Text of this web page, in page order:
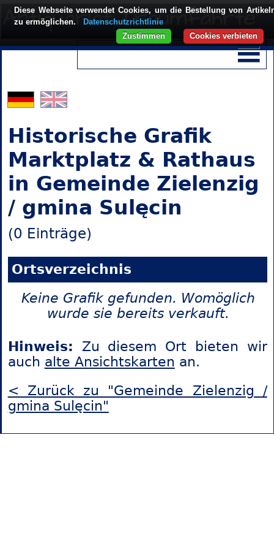
Historische Grafik
Marktplatz & Rathaus
in Gemeinde Zielenzig
/ gmina Sulęcin
(0 Einträge)
Ortsverzeichnis
Keine Grafik gefunden. Womöglich
wurde sie bereits verkauft.
Hinweis: Zu diesem Ort bieten wir
auch alte Ansichtskarten an.
< Zurück zu "Gemeinde Zielenzig /
gmina Sulęcin"
Diese Webseite verwendet Cookies, um die Bestellung von
zu ermöglichen.
Datenschutzrichtlinie
Cookies verbieten
Zustimmen